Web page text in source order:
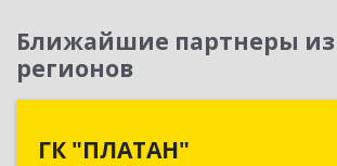
Ближайшие партнеры из
регионов
ГК "ПЛАТАН"